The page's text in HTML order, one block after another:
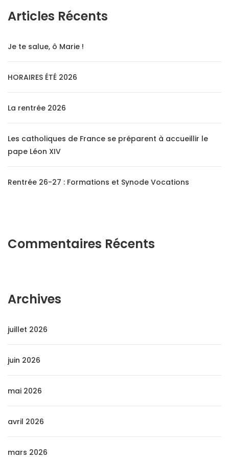
Articles Récents
Je te salue, ô Marie !
HORAIRES ÉTÉ 2026
La rentrée 2026
Les catholiques de France se préparent à accueillir le
pape Léon XIV
Rentrée 26-27 : Formations et Synode Vocations
Commentaires Récents
Archives
juillet 2026
juin 2026
mai 2026
avril 2026
mars 2026